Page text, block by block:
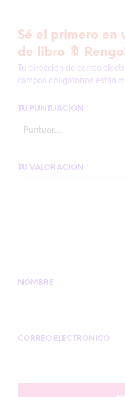
Sé el primero en
de libro 🔖
Tu dirección de correo
campos obligatorios están
TU PUNTUACIÓN
TU VALORACIÓN
NOMBRE
CORREO ELECTRÓNICO